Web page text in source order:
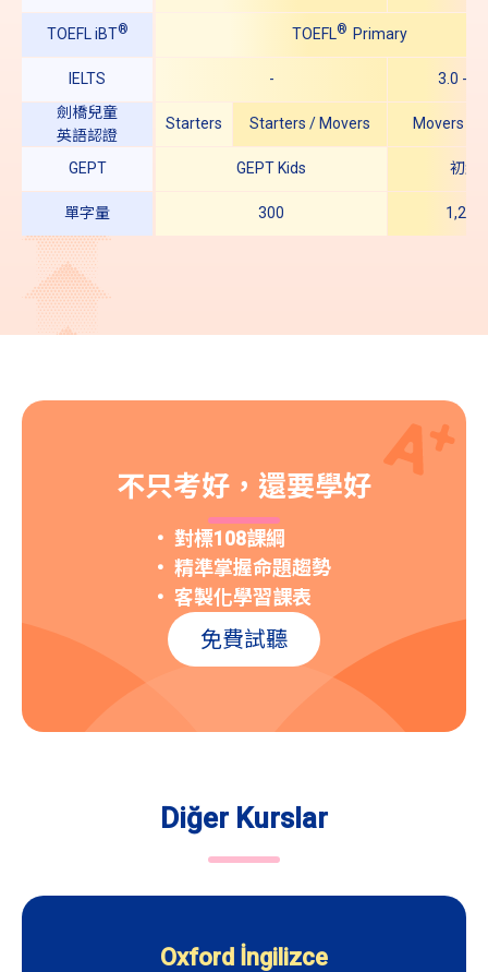
TOEFL iBT® TOEFL® Primary
IELTS -
3.0 -
劍橋兒童
英語認證
Starters Starters / Movers Movers /
GEPT GEPT Kids 初級
單字量 300 1,200
不只考好，還要學好
對標108課綱
精準掌握命題趨勢
客製化學習課表
免費試聽
Diğer Kurslar
Oxford İngilizce